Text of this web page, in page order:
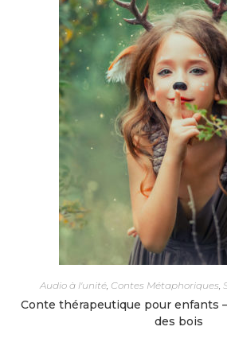
Audio à l'unité, Contes Métaphoriques,
Conte thérapeutique pour enfants
des bois